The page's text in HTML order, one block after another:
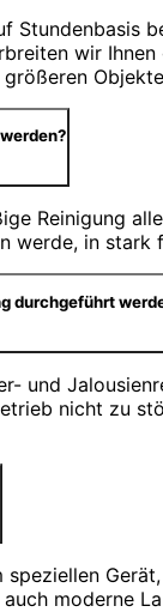
Stundenbasis
wir
Reinigung
werde, in
durchgeführt
und
nicht zu
moderne